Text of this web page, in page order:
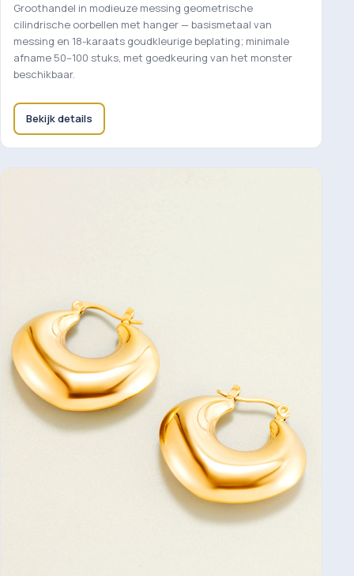
Groothandel in modieuze messing geometrische
cilindrische oorbellen met hanger — basismetaal van
messing en 18-karaats goudkleurige beplating; minimale
afname 50–100 stuks, met goedkeuring van het monster
beschikbaar.
Bekijk details